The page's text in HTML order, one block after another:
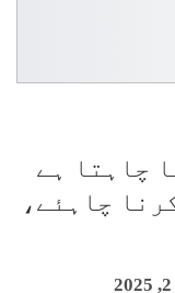
چاہتا ہے
چاہئے،